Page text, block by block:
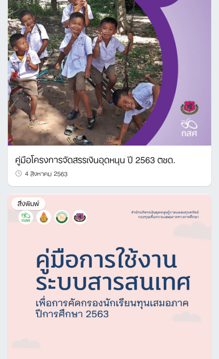
คู่มือโครงการจัดสรรเงินอุดหนุน ปี 2563 ตชด.
4 สิงหาคม 2563
สิ่งพิมพ์